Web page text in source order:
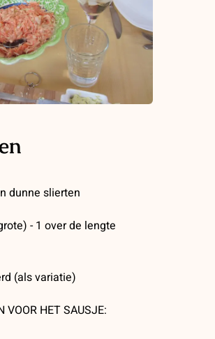
dunne slierten
- 1 over de lengte
(als variatie)
VOOR HET SAUSJE: